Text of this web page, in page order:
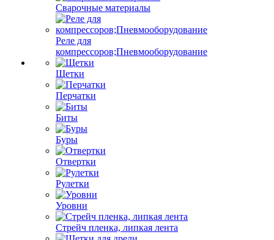
Сварочные материалы
Реле для
компрессоров;Пневмооборудование
Щетки
Перчатки
Биты
Буры
Отвертки
Рулетки
Уровни
Стрейч пленка, липкая лента